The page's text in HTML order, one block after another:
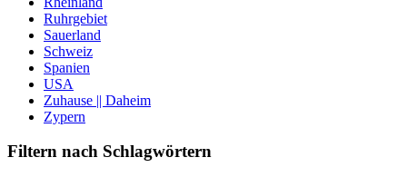
Ruhrgebiet
Sauerland
Schweiz
Spanien
USA
Zuhause || Daheim
Zypern
Filtern nach Schlagwörtern